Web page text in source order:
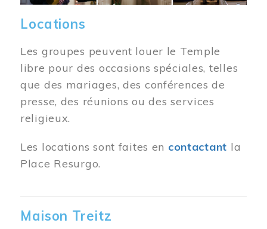
Locations
Les groupes peuvent louer le Temple
libre pour des occasions spéciales, telles
que des mariages, des conférences de
presse, des réunions ou des services
religieux.
Les locations sont faites en contactant la
Place Resurgo.
Maison Treitz